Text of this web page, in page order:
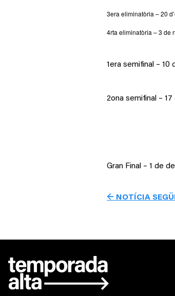
3era eliminatòria – 20
4rta eliminatòria – 3 de
1era semifinal – 10
2ona semifinal –
Gran Final – 1 de
← NOTÍCIA